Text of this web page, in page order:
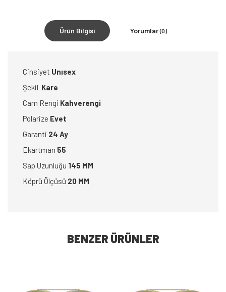
Ürün Bilgisi Yorumlar(0)
Cinsiyet Unısex
Şekil Kare
Cam Rengi Kahverengi
Polarize Evet
Garanti 24 Ay
Ekartman 55
Sap Uzunluğu 145 MM
Köprü Ölçüsü 20 MM
BENZER ÜRÜNLER